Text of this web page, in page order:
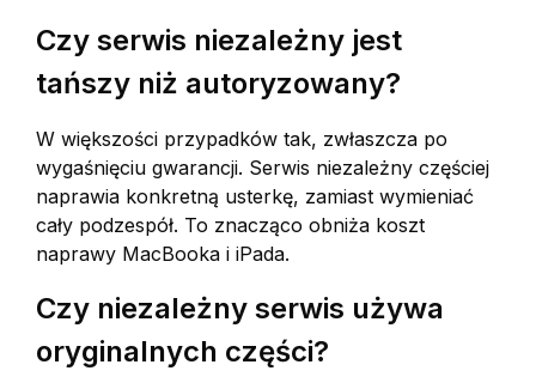
Czy serwis niezależny jest
tańszy niż autoryzowany?
W większości przypadków tak, zwłaszcza po
wygaśnięciu gwarancji. Serwis niezależny częściej
naprawia konkretną usterkę, zamiast wymieniać
cały podzespół. To znacząco obniża koszt
naprawy MacBooka i iPada.
Czy niezależny serwis używa
oryginalnych części?